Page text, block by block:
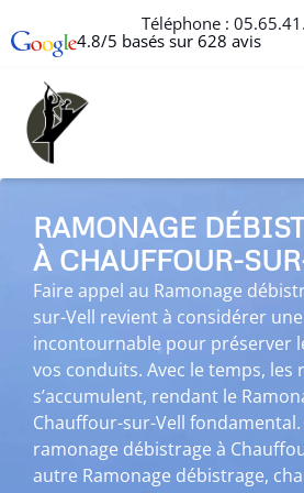
Téléphone :
4.8/5 basés sur 628 avis
RAMONAGE
À CHAUFFOUR-
Faire appel au Ramonage
sur-Vell revient à considérer
incontournable pour préserver
vos conduits. Avec le temps, les
s’accumulent, rendant le
Chauffour-sur-Vell fondamental.
ramonage débistrage à
autre Ramonage débistrage,